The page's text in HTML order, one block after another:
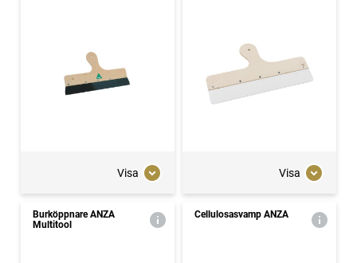
Visa Visa
Burköppnare ANZA
Multitool
Cellulosasvamp ANZA